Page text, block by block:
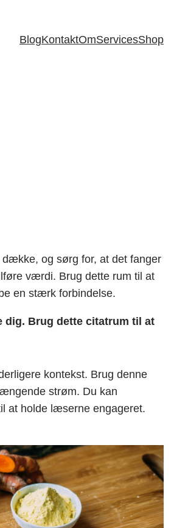
BlogKontaktOmServicesShop
og sørg for, at det fanger
værdi. Brug dette rum til at
en stærk forbindelse.
dig. Brug dette citatrum til at
kontekst. Brug denne
strøm. Du kan
at holde læserne engageret.